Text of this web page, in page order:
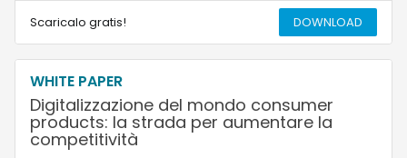
Scaricalo gratis! DOWNLOAD
WHITE PAPER
Digitalizzazione del mondo consumer
products: la strada per aumentare la
competitività